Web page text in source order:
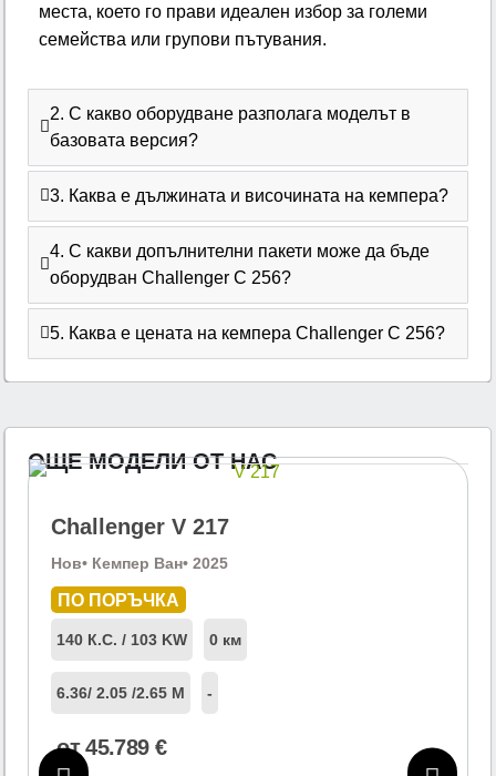
места, което го прави идеален избор за големи
семейства или групови пътувания.
2. С какво оборудване разполага моделът в
базовата версия?
3. Каква е дължината и височината на кемпера?
4. С какви допълнителни пакети може да бъде
оборудван Challenger C 256?
5. Каква е цената на кемпера Challenger C 256?
ОЩЕ МОДЕЛИ ОТ НАС
Challenger V 217
Нов• Кемпер Ван• 2025
ПО ПОРЪЧКА
140 К.С. / 103 KW 0 км
6.36/ 2.05 /2.65 М -
от45.789 €